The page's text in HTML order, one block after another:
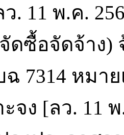
ว. 11 พ.ค.
ดซื้อจัดจ้าง)
ฉ 7314 หมา
ะจง [ลว. 11